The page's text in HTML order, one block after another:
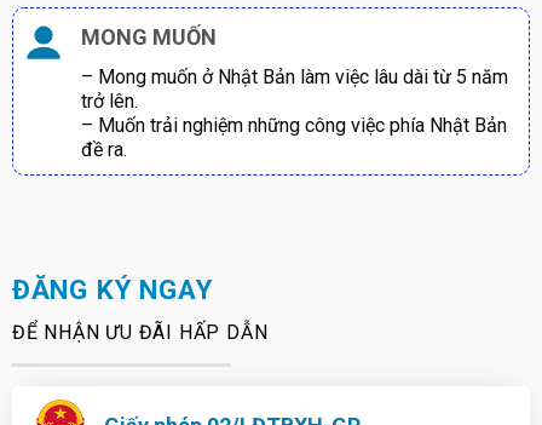
MONG MUỐN
– Mong muốn ở Nhật Bản làm việc lâu dài từ 5 năm
trở lên.
– Muốn trải nghiệm những công việc phía Nhật Bản
đề ra.
ĐĂNG KÝ NGAY
ĐỂ NHẬN ƯU ĐÃI HẤP DẪN